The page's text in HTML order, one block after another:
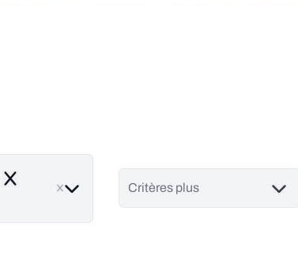
vendre en
Remove Critères plus